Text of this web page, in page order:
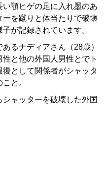
顎ヒゲの足に入れ墨のあ
を蹴りと体当たりで破壊
が記録されています。
るナディアさん（28歳）
と他の外国人男性とでト
として関係者がシャッタ
と。
ャッターを破壊した外国